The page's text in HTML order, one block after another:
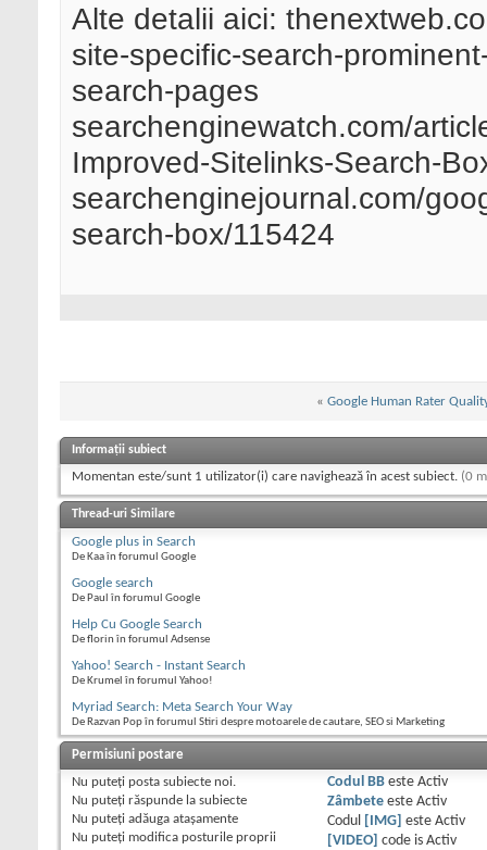
Alte detalii aici:
site-specific-search-
search-pages
searchenginewatch.com/
Improved-Sitelinks-Search-
searchenginejournal.com/
search-box/115424
« Google Human Rater
Informații subiect
Momentan este/sunt 1 utilizator(i) care navighează în acest subiect. (0
Thread-uri Similare
Google plus in Search
De Kaa în forumul Google
Google search
De Paul în forumul Google
Help Cu Google Search
De florin în forumul Adsense
Yahoo! Search - Instant Search
De Krumel în forumul Yahoo!
Myriad Search: Meta Search Your Way
De Razvan Pop în forumul Stiri despre motoarele de cautare, SEO si Marketing
Permisiuni postare
Nu puteţi posta subiecte noi.
Nu puteţi răspunde la subiecte
Nu puteţi adăuga ataşamente
Nu puteţi modifica posturile proprii
Codul BBeste Activ
Zâmbeteeste Activ
Codul
[IMG] este Activ
[VIDEO]
code is Activ